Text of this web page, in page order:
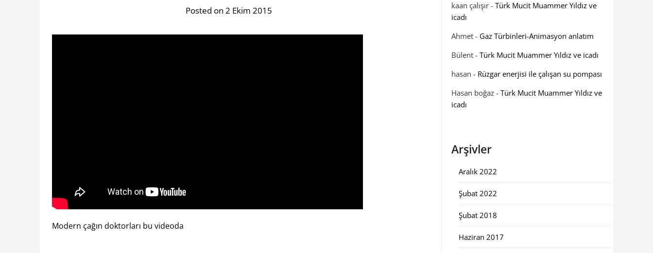
Posted on 2 Ekim 2015
Modern çağın doktorları bu videoda
kaan çalışır- Türk Mucit Muammer Yıldız ve
icadı
Ahmet- Gaz Türbinleri-Animasyon anlatım
Bülent- Türk Mucit Muammer Yıldız ve icadı
hasan - Rüzgar enerjisi ile çalışan su pompası
Hasan boğaz- Türk Mucit Muammer Yıldız ve
icadı
Arşivler
Aralık 2022
Şubat 2022
Şubat 2018
Haziran 2017